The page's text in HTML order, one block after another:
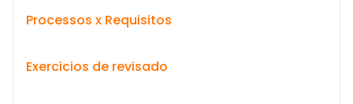
Processos x Requisitos
Exercicios de revisado